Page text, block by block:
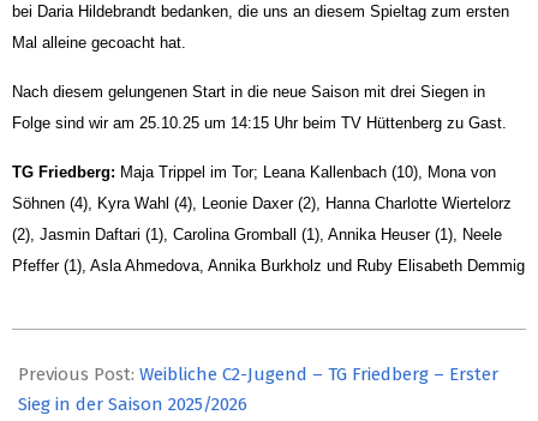
bei Daria Hildebrandt bedanken, die uns an diesem Spieltag zum ersten
Mal alleine gecoacht hat.
Nach diesem gelungenen Start in die neue Saison mit drei Siegen in
Folge sind wir am 25.10.25 um 14:15 Uhr beim TV Hüttenberg zu Gast.
TG Friedberg: Maja Trippel im Tor; Leana Kallenbach (10), Mona von
Söhnen (4), Kyra Wahl (4), Leonie Daxer (2), Hanna Charlotte Wiertelorz
(2), Jasmin Daftari (1), Carolina Gromball (1), Annika Heuser (1), Neele
Pfeffer (1), Asla Ahmedova, Annika Burkholz und Ruby Elisabeth Demmig
10-
02
Previous Post: Weibliche C2-Jugend – TG Friedberg – Erster
Sieg in der Saison 2025/2026